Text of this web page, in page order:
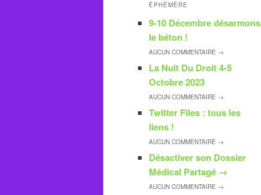
ÉPHÉMÈRE
9-10 Décembre désarmons
le béton !
AUCUN COMMENTAIRE →
La Nuit Du Droit 4-5
Octobre 2023
AUCUN COMMENTAIRE →
Twitter Files : tous les
liens !
AUCUN COMMENTAIRE →
Désactiver son Dossier
Médical Partagé →
AUCUN COMMENTAIRE →